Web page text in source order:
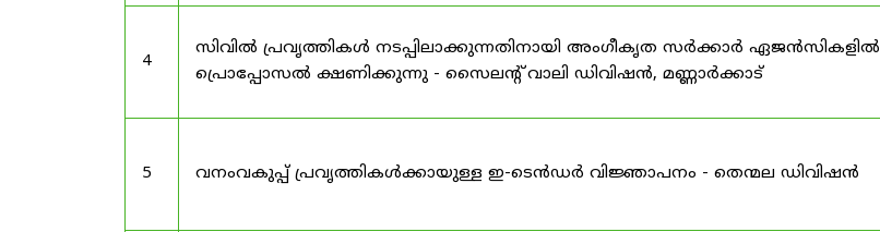
4
സിവിൽ പ്രവൃത്തികൾ നടപ്പിലാക്കുന്നതിനായി അംഗീകൃത സർക്കാർ ഏജൻസികളിൽ
പ്രൊപ്പോസൽ ക്ഷണിക്കുന്നു - സൈലന്റ് വാലി ഡിവിഷൻ, മണ്ണാർക്കാട്
5 വനംവകുപ്പ് പ്രവൃത്തികൾക്കായുള്ള ഇ-ടെൻഡർ വിജ്ഞാപനം - തെന്മല ഡിവിഷൻ